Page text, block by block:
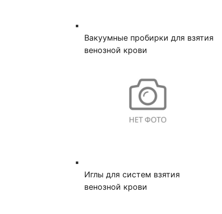
Вакуумные пробирки для взятия
венозной крови
Иглы для систем взятия
венозной крови